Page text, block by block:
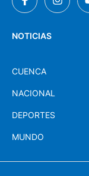
NOTICIAS
CUENCA
NACIONAL
DEPORTES
MUNDO